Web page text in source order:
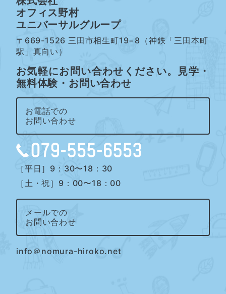
オフィス野村
ユニバーサルグループ
〒669-1526 三田市相生町19−8（神鉄「三田本町
駅」真向い）
お気軽にお問い合わせください。見学・
無料体験・お問い合わせ
お電話での
お問い合わせ
［平日］9：30〜18：30
［土・祝］9：00〜18：00
メールでの
お問い合わせ
info＠nomura-hiroko.net